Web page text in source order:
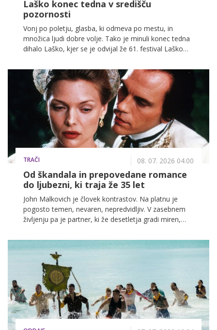
Laško konec tedna v središču
pozornosti
Vonj po poletju, glasba, ki odmeva po mestu, in
množica ljudi dobre volje. Tako je minuli konec tedna
dihalo Laško, kjer se je odvijal že 61. festival Laško
tudi letos dokazal, da ni zgolj niz koncertov, temveč
dogodek, ki povezuje generacije in ustvarja spomine.
TRAČI 08. 07. 2026 04.00
Od škandala in prepovedane romance
do ljubezni, ki traja že 35 let
John Malkovich je človek kontrastov. Na platnu je
pogosto temen, nevaren, nepredvidljiv. V zasebnem
življenju pa je partner, ki že desetletja gradi miren,
pretresel Hollywood. Več pa v nadaljevanju.